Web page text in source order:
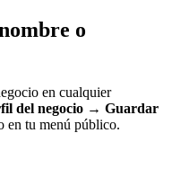
o
en cualquier
del negocio → Guardar
en tu menú público.